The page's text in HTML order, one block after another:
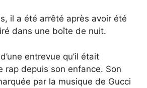
il a été arrêté après avoir été
dans une boîte de nuit.
entrevue qu’il était
rap depuis son enfance. Son
par la musique de Gucci